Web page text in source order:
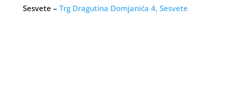
Sesvete – Trg Dragutina Domjanića 4, Sesvete